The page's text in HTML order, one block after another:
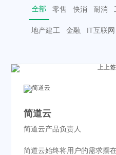
全部 零售 快消 耐消
地产建工 金融 IT互联网
简道云
简道云产品负责人
简道云始终将用户的需求摆